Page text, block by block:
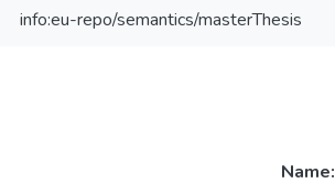
info:eu-repo/semantics/masterThesis
Name: